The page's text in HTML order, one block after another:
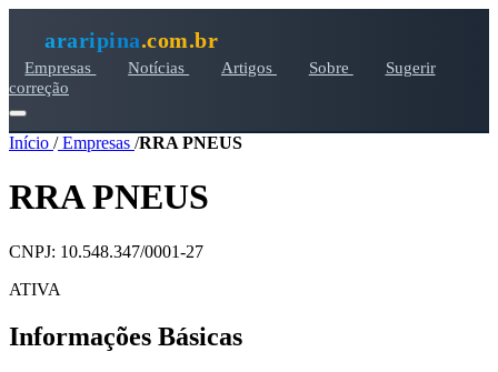
araripina.com.br
Empresas Notícias Artigos Sobre
Sugerir
correção
Início /Empresas /RRA PNEUS
RRA PNEUS
CNPJ: 10.548.347/0001-27
ATIVA
Informações Básicas